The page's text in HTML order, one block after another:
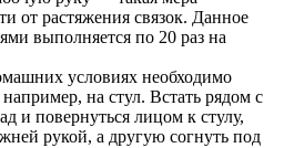
от растяжения связок. Данное
выполняется по 20 раз на
условиях необходимо
на стул. Встать рядом с
и повернуться лицом к стулу,
рукой, а другую согнуть под